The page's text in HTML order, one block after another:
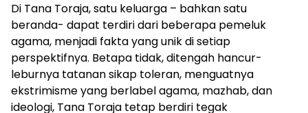
Di Tana Toraja, satu keluarga – bahkan satu
beranda- dapat terdiri dari beberapa pemeluk
agama, menjadi fakta yang unik di setiap
perspektifnya. Betapa tidak, ditengah hancur-
leburnya tatanan sikap toleran, menguatnya
ekstrimisme yang berlabel agama, mazhab, dan
ideologi, Tana Toraja tetap berdiri tegak